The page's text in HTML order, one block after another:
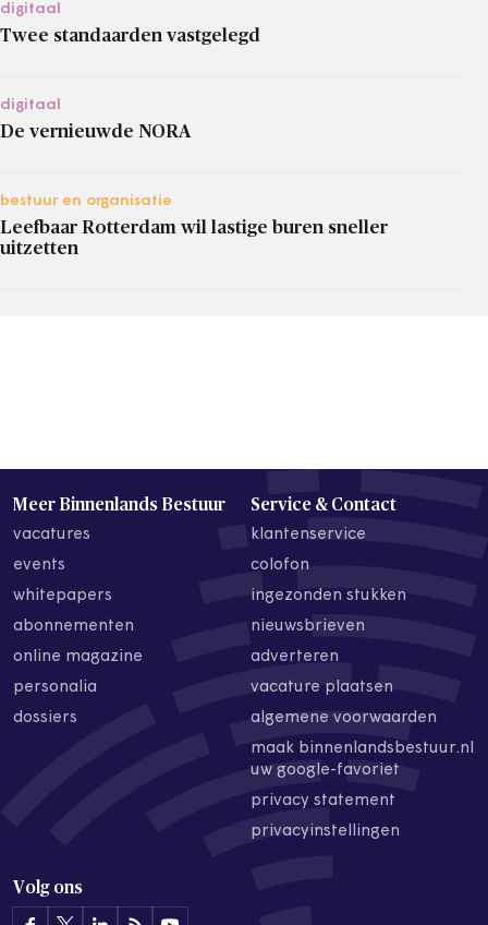
digitaal
Twee standaarden vastgelegd
digitaal
De vernieuwde NORA
bestuur en organisatie
Leefbaar Rotterdam wil lastige buren sneller
uitzetten
Meer Binnenlands Bestuur
vacatures
events
whitepapers
abonnementen
online magazine
personalia
dossiers
Service & Contact
klantenservice
colofon
ingezonden stukken
nieuwsbrieven
adverteren
vacature plaatsen
algemene voorwaarden
maak binnenlandsbestuur.nl
uw google-favoriet
privacy statement
privacyinstellingen
Volg ons